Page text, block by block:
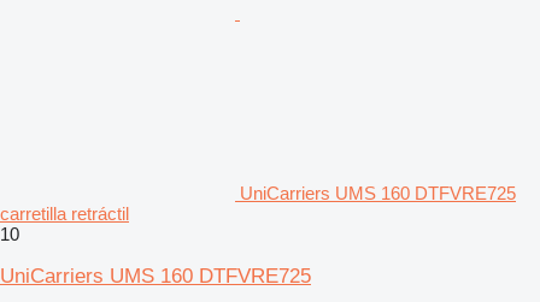
UniCarriers UMS 160 DTFVRE725
carretilla retráctil
10
UniCarriers UMS 160 DTFVRE725